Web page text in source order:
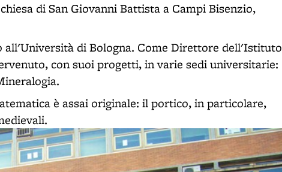
di San Giovanni Battista a Campi Bisenzio,
all'Università di Bologna. Come Direttore dell'Istituto
con suoi progetti, in varie sedi universitarie:
è assai originale: il portico, in particolare,